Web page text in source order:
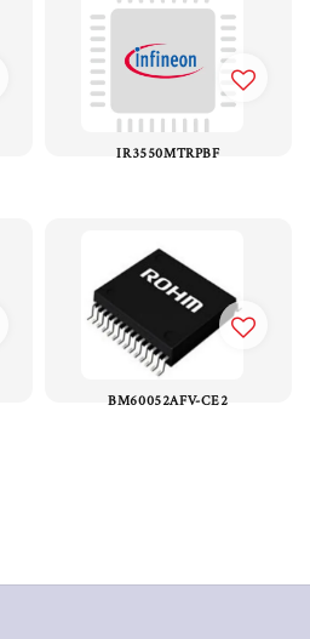
IR3550MTRPBF
BM60052AFV-CE2